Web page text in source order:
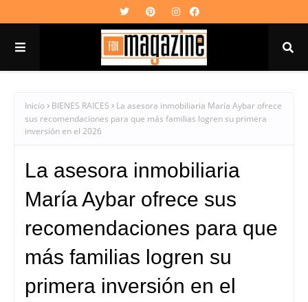
Inicio BIENES RAICES
La asesora inmobiliaria María Aybar ofrece
sus recomendaciones para que más familias logren su primera
inversión en el 2026
La asesora inmobiliaria
María Aybar ofrece sus
recomendaciones para que
más familias logren su
primera inversión en el